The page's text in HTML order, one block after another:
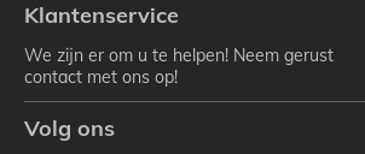
Klantenservice
We zijn er om u te helpen! Neem gerust
contact met ons op!
Volg ons